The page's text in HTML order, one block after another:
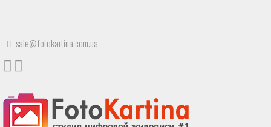
sale@fotokartina.com.ua